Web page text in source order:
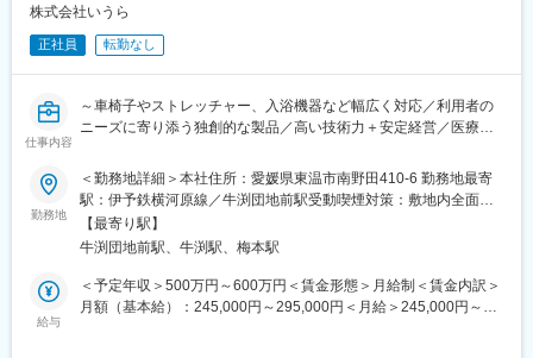
・サービスリーダー（入社3カ月～※研修期間）
・サービス提供責任者（入社半年／年収420～650万円）
・サービスマネージャー（入社1年／年収560～700万円）
・エリアマネージャー（入社1年～／年収700～800万円）
・ブロックマネージャー（年収800～900万円）
・ゼネラルマネージャー（年収900～1200万円）
■職場環境：
・当事業所の魅力は“雰囲気の良さ"!まずはぜひ施設見学にいらし
てください
・リフレッシュできる休憩室を設置、職員同士で交流を深める場
にもなっています!
・困ったときには社長とオーナーにいつでも相談できる環境で
・WINDS１、２
今治市桜井にあり、男性棟と女性棟に分かれています。
定員は合わせて20名で、管理者が勤務する事務所があります。
・西条市壬生川新施設
プンに向けて準備を進めています。
定員は10名のアットホームな施設です。
株式会社いうら
正社員 転勤なし
仕事内容
～車椅子やストレッチャー、入浴機器など幅広く対応／利用者の
ニーズに寄り添う独創的な製品／高い技術力＋安定経営／医療機
■このポジションの魅力
・車椅子、ストレッチャーや入浴機器など幅広い福祉機器の開発
に携われます
・利用者や介護者の視点を大切にした実用性の高い製品づくり
・培ってきた設計や開発経験を存分に発揮できる環境
・高い技術力と安定した経営基盤を持つ企業です
勤務地
＜勤務地詳細＞本社住所：愛媛県東温市南野田410-6 勤務地最寄
駅：伊予鉄横河原線／牛渕団地前駅受動喫煙対策：敷地内全面禁
煙変更の範囲：無
【最寄り駅】
牛渕団地前駅、牛渕駅、梅本駅
給与
＜予定年収＞500万円～600万円＜賃金形態＞月給制＜賃金内訳＞
月額（基本給）：245,000円～295,000円＜月給＞245,000円～